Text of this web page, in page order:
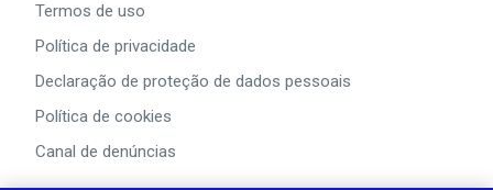
Termos de uso
Política de privacidade
Declaração de proteção de dados pessoais
Política de cookies
Canal de denúncias